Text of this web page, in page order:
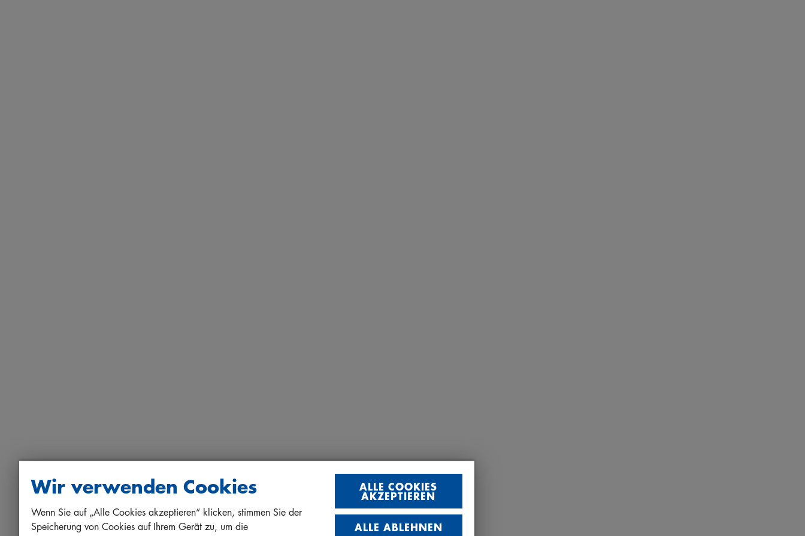
Wir verwenden Cookies
Wenn Sie auf „Alle Cookies akzeptieren“ klicken, stimmen Sie der
Speicherung von Cookies auf Ihrem Gerät zu, um die
ALLE COOKIES
AKZEPTIEREN
ALLE ABLEHNEN